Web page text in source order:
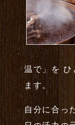
温で」を ひ
ます。
自分に合っ